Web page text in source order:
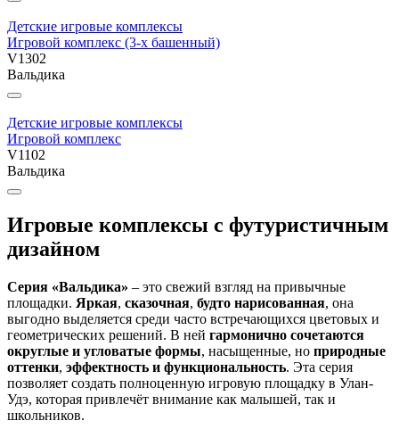
Детские игровые комплексы
Игровой комплекс (3-х башенный)
V1302
Вальдика
Детские игровые комплексы
Игровой комплекс
V1102
Вальдика
Игровые комплексы с футуристичным
дизайном
Серия «Вальдика» – это свежий взгляд на привычные
площадки. Яркая, сказочная, будто нарисованная, она
выгодно выделяется среди часто встречающихся цветовых и
геометрических решений. В ней гармонично сочетаются
округлые и угловатые формы, насыщенные, но природные
оттенки, эффектность и функциональность. Эта серия
позволяет создать полноценную игровую площадку в Улан-
Удэ, которая привлечёт внимание как малышей, так и
школьников.